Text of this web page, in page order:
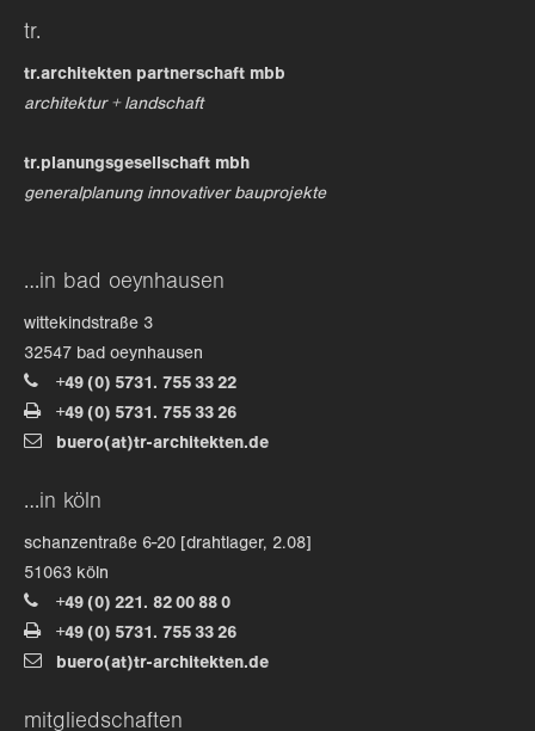
tr.
tr.architekten partnerschaft mbb
architektur + landschaft
tr.planungsgesellschaft mbh
generalplanung innovativer bauprojekte
…in bad oeynhausen
wittekindstraße 3
32547 bad oeynhausen
+49 (0) 5731. 755 33 22
+49 (0) 5731. 755 33 26
buero(at)tr-architekten.de
…in köln
schanzentraße 6-20 [drahtlager, 2.08]
51063 köln
+49 (0) 221. 82 00 88 0
+49 (0) 5731. 755 33 26
buero(at)tr-architekten.de
mitgliedschaften